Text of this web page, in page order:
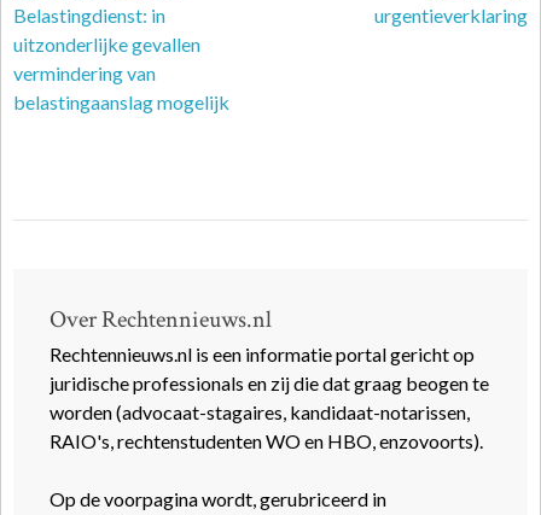
Belastingdienst: in
uitzonderlijke gevallen
vermindering van
belastingaanslag mogelijk
urgentieverklaring
Over Rechtennieuws.nl
Rechtennieuws.nl is een informatie portal gericht op
juridische professionals en zij die dat graag beogen te
worden (advocaat-stagaires, kandidaat-notarissen,
RAIO's, rechtenstudenten WO en HBO, enzovoorts).
Op de voorpagina wordt, gerubriceerd in